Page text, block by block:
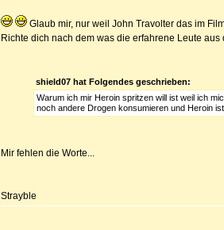
Glaub mir, nur weil John Travolter das im
Richte dich nach dem was die erfahrene Leute
shield07 hat Folgendes geschrieben:
Warum ich mir Heroin spritzen will ist weil ich
noch andere Drogen konsumieren und Heroin
Mir fehlen die Worte...
Strayble